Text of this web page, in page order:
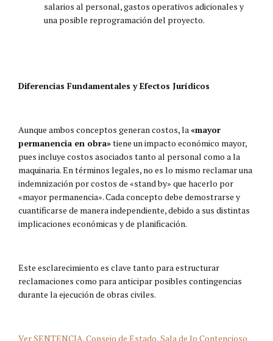
salarios al personal, gastos operativos adicionales y
una posible reprogramación del proyecto.
Diferencias Fundamentales y Efectos Jurídicos
Aunque ambos conceptos generan costos, la«mayor
permanencia en obra»tiene un impacto económico mayor,
pues incluye costos asociados tanto al personal como a la
maquinaria. En términos legales, no es lo mismo reclamar una
indemnización por costos de «stand by» que hacerlo por
«mayor permanencia». Cada concepto debe demostrarse y
cuantificarse de manera independiente, debido a sus distintas
implicaciones económicas y de planificación.
Este esclarecimiento es clave tanto para estructurar
reclamaciones como para anticipar posibles contingencias
durante la ejecución de obras civiles.
Ver SENTENCIA. Consejo de Estado, Sala de lo Contencioso